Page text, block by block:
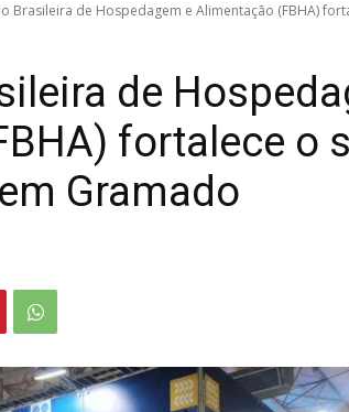
Brasileira de Hospedagem e Alimentação (FBHA)
de
fortalece o
Gramado